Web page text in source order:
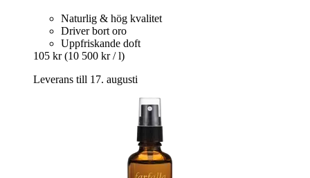
Naturlig & hög kvalitet
Driver bort oro
Uppfriskande doft
105 kr (10 500 kr / l)
Leverans till 17. augusti